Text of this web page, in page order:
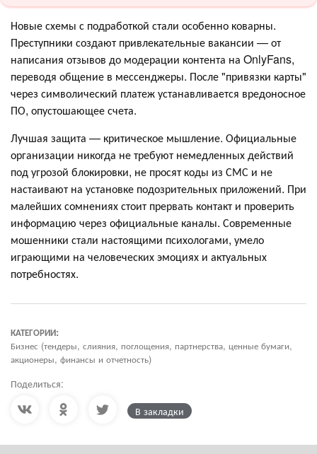
Новые схемы с подработкой стали особенно коварны.
Преступники создают привлекательные вакансии — от
написания отзывов до модерации контента на OnlyFans,
переводя общение в мессенджеры. После "привязки карты"
через символический платеж устанавливается вредоносное
ПО, опустошающее счета.
Лучшая защита — критическое мышление. Официальные
организации никогда не требуют немедленных действий
под угрозой блокировки, не просят коды из СМС и не
настаивают на установке подозрительных приложений. При
малейших сомнениях стоит прервать контакт и проверить
информацию через официальные каналы. Современные
мошенники стали настоящими психологами, умело
играющими на человеческих эмоциях и актуальных
потребностях.
КАТЕГОРИИ:
Бизнес (тендеры, слияния, поглощения, партнерства, ценные бумаги,
акционеры, финансы и отчетность)
Поделиться:
В закладки